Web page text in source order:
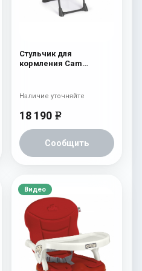
Стульчик для
кормления Cam
18 190 e
Сообщить
Наличие уточняйте
Видео